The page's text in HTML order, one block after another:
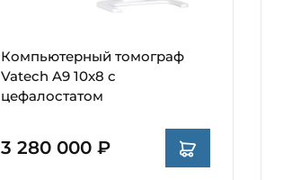
Компьютерный томограф
Vatech A9 10x8 с
цефалостатом
3 280 000 ₽